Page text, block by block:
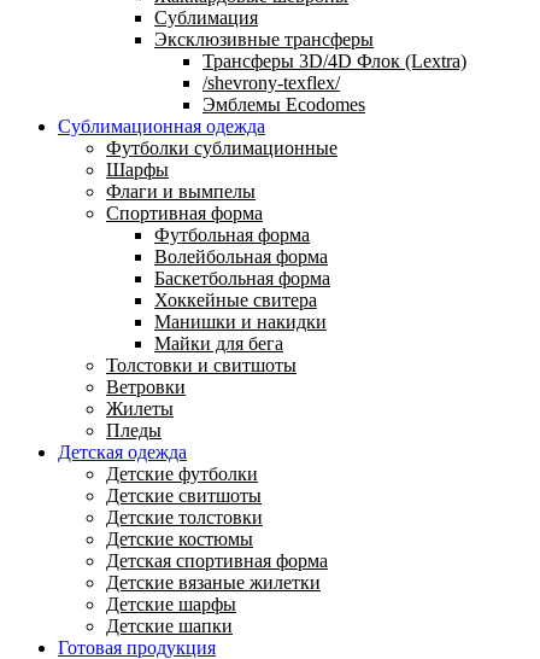
Сублимация
Эксклюзивные трансферы
Трансферы 3D/4D Флок (Lextra)
/shevrony-texflex/
Эмблемы Ecodomes
Сублимационная одежда
Футболки сублимационные
Шарфы
Флаги и вымпелы
Спортивная форма
Футбольная форма
Волейбольная форма
Баскетбольная форма
Хоккейные свитера
Манишки и накидки
Майки для бега
Толстовки и свитшоты
Ветровки
Жилеты
Пледы
Детская одежда
Детские футболки
Детские свитшоты
Детские толстовки
Детские костюмы
Детская спортивная форма
Детские вязаные жилетки
Детские шарфы
Детские шапки
Готовая продукция